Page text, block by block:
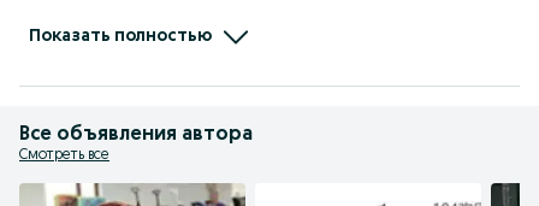
-Без выходных с 10:00-22:00
-Доставка по городу Шымкент бесплатно
Показать полностью
Все объявления автора
Смотреть все